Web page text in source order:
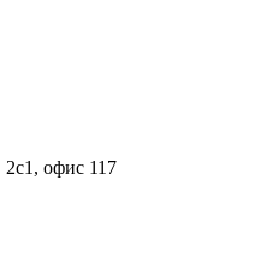
офис 117